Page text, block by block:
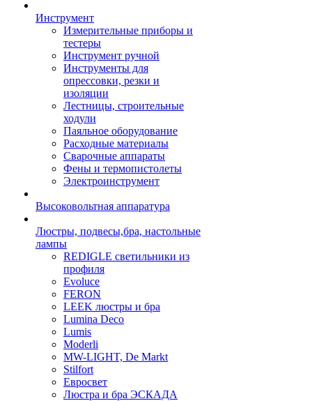
Инструмент
Измерительные приборы и
тестеры
Инструмент ручной
Инструменты для
опрессовки, резки и
изоляции
Лестницы, строительные
ходули
Паяльное оборудование
Расходные материалы
Сварочные аппараты
Фены и термопистолеты
Электроинструмент
Высоковольтная аппаратура
Люстры, подвесы,бра, настольные
лампы
REDIGLE светильники из
профиля
Evoluce
FERON
LEEK люстры и бра
Lumina Deco
Lumis
Moderli
MW-LIGHT, De Markt
Stilfort
Евросвет
Люстра и бра ЭСКАДА